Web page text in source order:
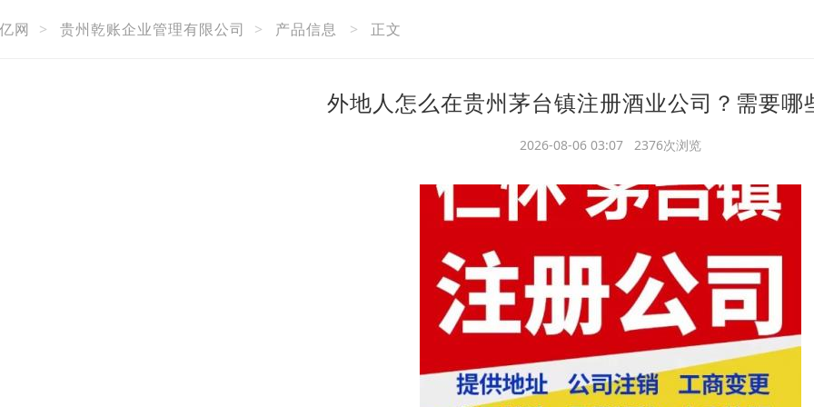
网 > 贵州乾账企业管理有限公司 > 产品信息 > 正文
外地人怎么在贵州茅台镇注册酒业公司？需要哪
2026-08-06 03:07 2376次浏览